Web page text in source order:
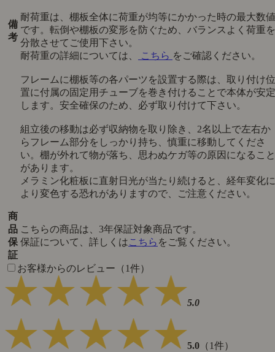
備
考
耐荷重は、棚板全体に荷重が均等にかかった時の最大数値
です。転倒や棚板の変形を防ぐため、バランスよく荷重を
分散させてご使用下さい。
耐荷重の詳細については、
こちら をご確認ください。
フレームに棚板等の各パーツを設置する際は、取り付け位
置に付属の固定用チューブを巻き付けることで本体が安定
します。安全確保のため、必ず取り付けて下さい。
組立後の移動は必ず収納物を取り除き、2名以上で左右か
らフレーム部分をしっかり持ち、慎重に移動してくださ
い。棚が外れて物が落ち、思わぬケガ等の原因になること
があります。
メラミン化粧板に直射日光が当たり続けると、経年変化に
より変色する恐れがありますので、ご注意ください。
商
品
保
証
こちらの商品は、3年保証対象商品です。
保証について、詳しくはこちら をご覧ください。
お客様からのレビュー（1件）
5.0
5.0 （1件）